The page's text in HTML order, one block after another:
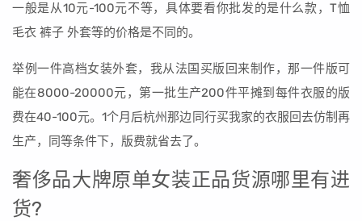
一般是从10元-100元不等，具体要看你批发的是什么款，T恤
毛衣 裤子 外套等的价格是不同的。
举例一件高档女装外套，我从法国买版回来制作，那一件版可
能在8000-20000元，第一批生产200件平摊到每件衣服的版
费在40-100元。1个月后杭州那边同行买我家的衣服回去仿制再
生产，同等条件下，版费就省去了。
奢侈品大牌原单女装正品货源哪里有进
货?